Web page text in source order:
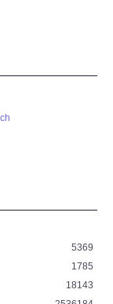
5369
1785
18143